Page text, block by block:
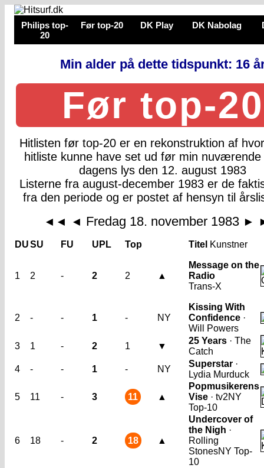
Philips top-
20
Før top-20 DK Play DK Nabolag
Min alder på dette tidspunkt: 16
Før top-20
Hitlisten før top-20 er en rekonstruktion af
hitliste kunne have set ud før min nuværende
dagens lys den 12. august 1983
Listerne fra august-december 1983 er de
fra den periode og er postet af hensyn til
◄◄
◄ Fredag 18. november 1983 ►
DUSU FU UPL Top Titel Kunstner
1 2 - 2 2 ▲
Message on the
Radio
Trans-X
2 - - 1 - NY
Kissing With
Confidence ·
Will Powers
3
1 - 2 1 ▼
25 Years · The
Catch
4
- - 1 - NY
Superstar ·
Lydia Murduck
5 11 - 3 11 ▲
Popmusikerens
Vise · tv2NY
Top-10
6 18 - 2 18 ▲
Undercover of
the Nigh ·
Rolling
StonesNY Top-
10